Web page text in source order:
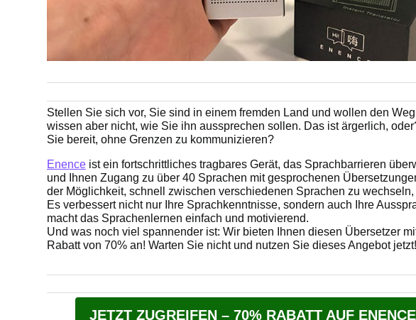
Stellen Sie sich vor, Sie sind in einem fremden Land und wollen den
wissen aber nicht, wie Sie ihn aussprechen sollen. Das ist ärgerlich,
Sie bereit, ohne Grenzen zu kommunizieren?
Enenceist ein fortschrittliches tragbares Gerät, das Sprachbarrieren
und Ihnen Zugang zu über 40 Sprachen mit gesprochenen
der Möglichkeit, schnell zwischen verschiedenen Sprachen zu wechseln,
Es verbessert nicht nur Ihre Sprachkenntnisse, sondern auch Ihre
macht das Sprachenlernen einfach und motivierend.
Und was noch viel spannender ist: Wir bieten Ihnen diesen Übersetzer
Rabatt von 70% an! Warten Sie nicht und nutzen Sie dieses Angebot jetzt!
JETZT ZUGREIFEN – 70% RABATT AUF ENENCE